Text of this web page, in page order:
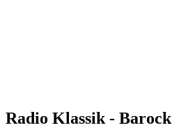
Radio Klassik - Barock